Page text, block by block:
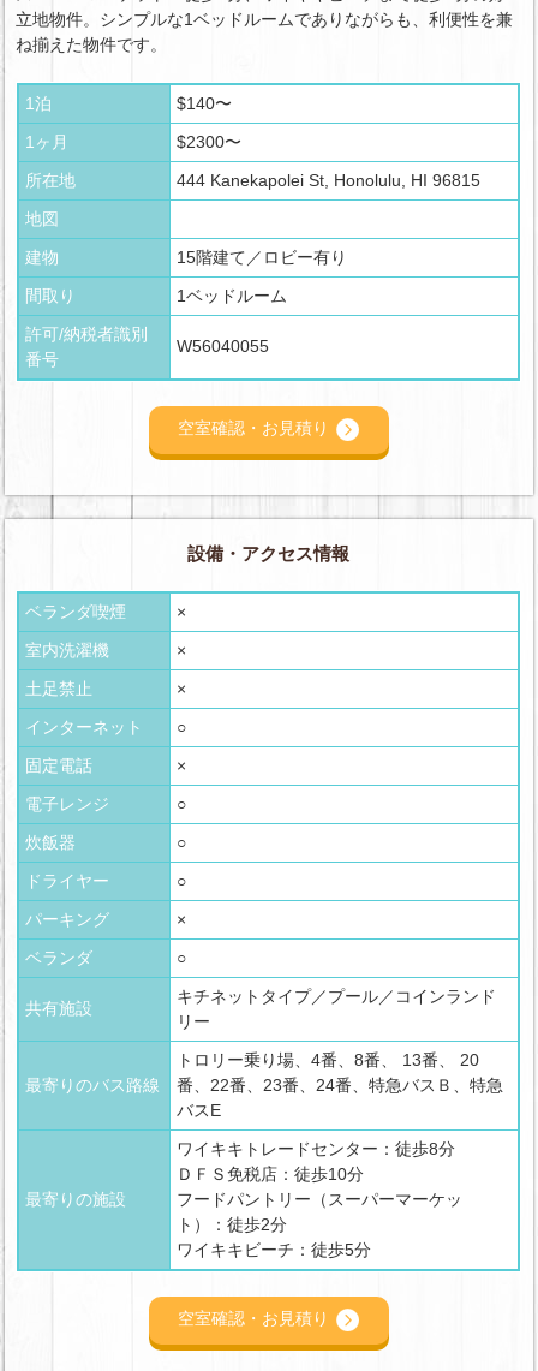
立地物件。シンプルな1ベッドルームでありながらも、利便性を兼
ね揃えた物件です。
1泊
$140〜
1ヶ月
$2300〜
所在地
444 Kanekapolei St, Honolulu, HI 96815
地図
建物
15階建て／ロビー有り
間取り
1ベッドルーム
許可/納税者識別
番号
W56040055
空室確認・お見積り
設備・アクセス情報
ベランダ喫煙
×
室内洗濯機
×
土足禁止
×
インターネット
○
固定電話
×
電子レンジ
○
炊飯器
○
ドライヤー
○
パーキング
×
ベランダ
○
共有施設
キチネットタイプ／プール／コインランド
リー
最寄りのバス路線
トロリー乗り場、4番、8番、 13番、 20
番、22番、23番、24番、特急バスＢ、特急
バスE
最寄りの施設
ワイキキトレードセンター：徒歩8分
ＤＦＳ免税店：徒歩10分
フードパントリー（スーパーマーケッ
ト）：徒歩2分
ワイキキビーチ：徒歩5分
空室確認・お見積り